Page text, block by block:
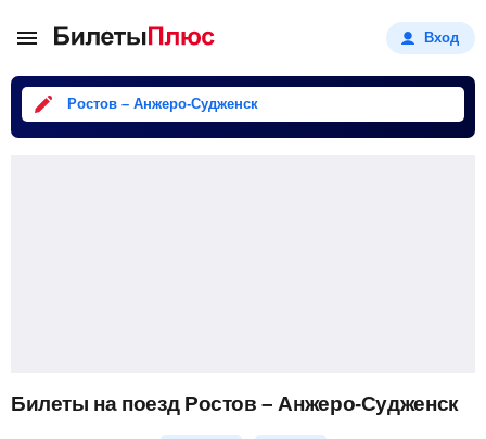
Вход
Ростов – Анжеро-Судженск
Билеты на поезд Ростов – Анжеро-Судженск